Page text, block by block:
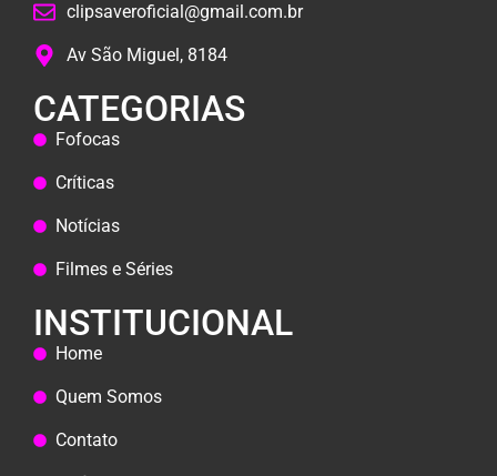
clipsaveroficial@gmail.com.br
Av São Miguel, 8184
CATEGORIAS
Fofocas
Críticas
Notícias
Filmes e Séries
INSTITUCIONAL
Home
Quem Somos
Contato